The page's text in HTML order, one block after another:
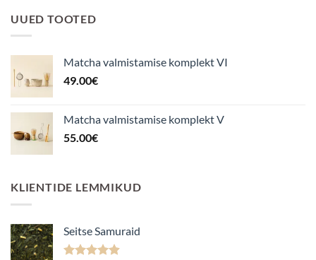
UUED TOOTED
Matcha valmistamise komplekt VI
49.00€
Matcha valmistamise komplekt V
55.00€
KLIENTIDE LEMMIKUD
Seitse Samuraid